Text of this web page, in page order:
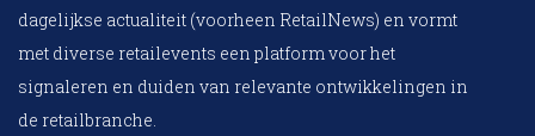
dagelijkse actualiteit (voorheen RetailNews) en vormt
met diverse retailevents een platform voor het
signaleren en duiden van relevante ontwikkelingen in
de retailbranche.